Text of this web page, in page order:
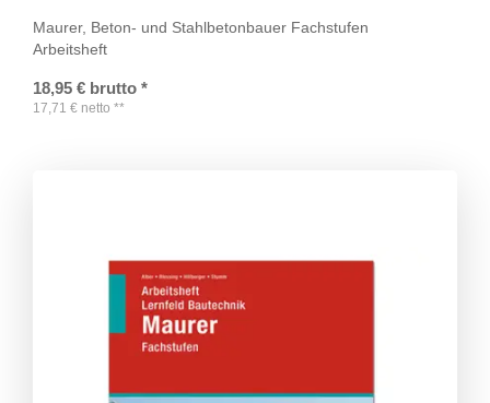
Maurer, Beton- und Stahlbetonbauer Fachstufen
Arbeitsheft
18,95 € brutto *
17,71 € netto **